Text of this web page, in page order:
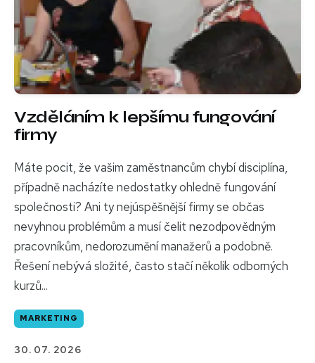
Vzděláním k lepšímu fungování
firmy
Máte pocit, že vašim zaměstnancům chybí disciplína,
případně nacházíte nedostatky ohledně fungování
společnosti? Ani ty nejúspěšnější firmy se občas
nevyhnou problémům a musí čelit nezodpovědným
pracovníkům, nedorozumění manažerů a podobně.
Řešení nebývá složité, často stačí několik odborných
kurzů...
MARKETING
30. 07. 2026